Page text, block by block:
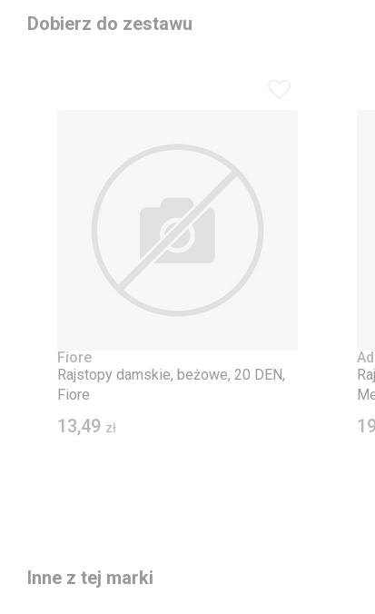
Dobierz do zestawu
Fiore
Rajstopy damskie, beżowe, 20 DEN,
Fiore
13,49 zł
Inne z tej marki